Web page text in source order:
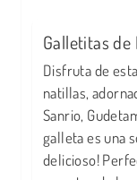
Galletitas de
Disfruta de
natillas,
Sanrio,
galleta es una
delicioso!